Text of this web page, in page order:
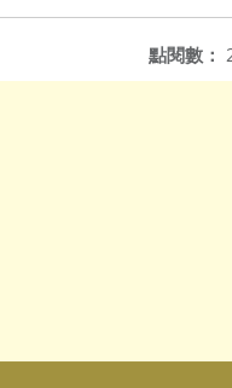
點閱數：